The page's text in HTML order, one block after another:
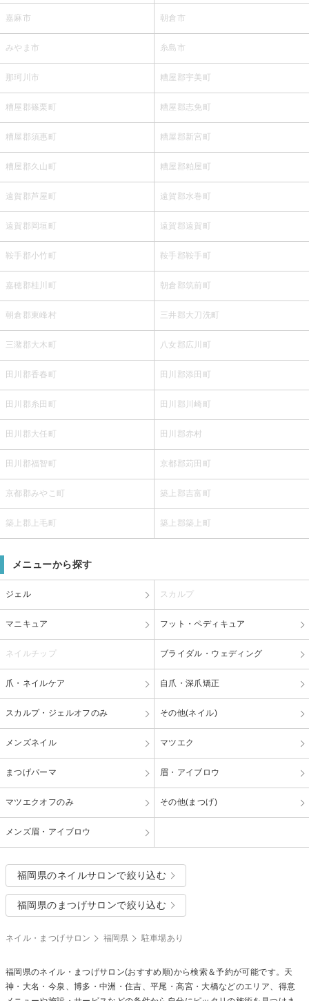
嘉麻市 朝倉市
みやま市 糸島市
那珂川市 糟屋郡宇美町
糟屋郡篠栗町 糟屋郡志免町
糟屋郡須惠町 糟屋郡新宮町
糟屋郡久山町 糟屋郡粕屋町
遠賀郡芦屋町 遠賀郡水巻町
遠賀郡岡垣町 遠賀郡遠賀町
鞍手郡小竹町 鞍手郡鞍手町
嘉穂郡桂川町 朝倉郡筑前町
朝倉郡東峰村 三井郡大刀洗町
三潴郡大木町 八女郡広川町
田川郡香春町 田川郡添田町
田川郡糸田町 田川郡川崎町
田川郡大任町 田川郡赤村
田川郡福智町 京都郡苅田町
京都郡みやこ町 築上郡吉富町
築上郡上毛町 築上郡築上町
メニューから探す
ジェル スカルプ
マニキュア フット・ペディキュア
ネイルチップ ブライダル・ウェディング
爪・ネイルケア 自爪・深爪矯正
スカルプ・ジェルオフのみ その他(ネイル)
メンズネイル マツエク
まつげパーマ 眉・アイブロウ
マツエクオフのみ その他(まつげ)
メンズ眉・アイブロウ
福岡県のネイルサロンで絞り込む
福岡県のまつげサロンで絞り込む
ネイル・まつげサロン 福岡県 駐車場あり
福岡県のネイル・まつげサロン(おすすめ順)から検索＆予約が可能です。天
神・大名・今泉、博多・中洲・住吉、平尾・高宮・大橋などのエリア、得意